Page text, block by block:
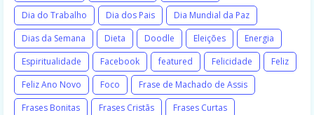
Dia do Trabalho
Dia dos Pais
Dia Mundial da Paz
Dias da Semana
Dieta Doodle Eleições
Energia
Espiritualidade
Facebook featured Felicidade
Feliz
Feliz Ano Novo
Foco
Frase de Machado de Assis
Frases Bonitas
Frases Cristãs
Frases Curtas